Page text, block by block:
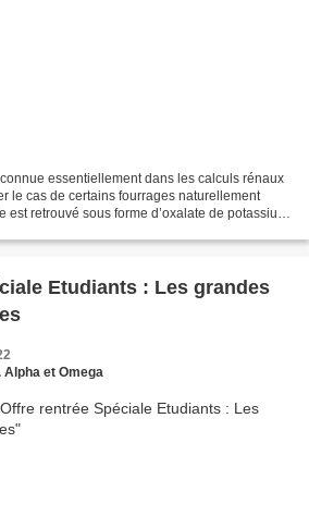
essentiellement dans les calculs rénaux
le cas de certains fourrages naturellement
est retrouvé sous forme d’oxalate de potassium
Etudiants : Les grandes
et Omega